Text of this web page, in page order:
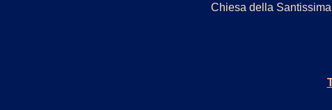
Chiesa della